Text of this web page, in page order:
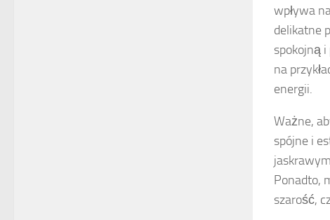
wpływa
delikatne
spokojną
na
energii.
Ważne,
spójne i
Ponadto,
szarość,